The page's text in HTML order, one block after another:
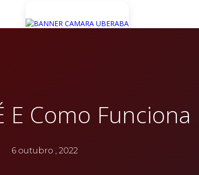
E Como Funciona
6 outubro , 2022